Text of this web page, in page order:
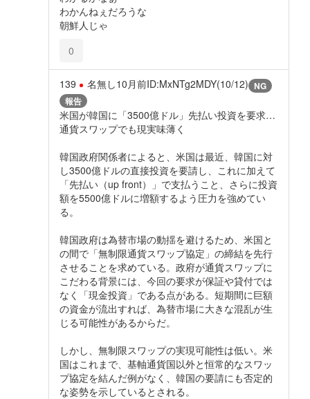
わかんねぇだろうな
朝鮮人じゃ
0
139 名無し10月前ID:MxNTg2MDY(10/12) NG
報告
米国が韓国に「3500億ドル」先払い投資を要求…
通貨スワップでも現実味薄く
韓国政府関係者によると、米国は最近、韓国に対
し3500億ドルの直接投資を要請し、これに加えて
「先払い（up front）」で支払うこと、さらに投資
額を5500億ドルに増額するよう圧力を強めてい
る。
韓国政府は為替市場の動揺を避けるため、米国と
の間で「無制限通貨スワップ協定」の締結を先行
させることを求めている。政府が通貨スワップに
こだわる背景には、今回の要求が保証や貸付では
なく「現金投資」である点がある。短期間に巨額
の資金が流出すれば、為替市場に大きな混乱が生
じる可能性があるからだ。
しかし、無制限スワップの実現可能性は低い。米
国はこれまで、基軸通貨国以外と恒常的なスワッ
プ協定を結んだ例がなく、韓国の要請にも否定的
な姿勢を示しているとされる。